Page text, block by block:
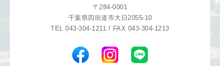
〒284-0001
千葉県四街道市大日2055-10
TEL 043-304-1211 / FAX 043-304-1213